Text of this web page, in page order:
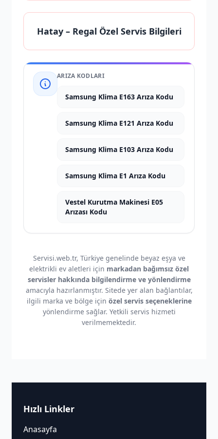
Hatay– Regal Özel Servis Bilgileri
ARIZA KODLARI
Samsung Klima E163 Arıza Kodu
Samsung Klima E121 Arıza Kodu
Samsung Klima E103 Arıza Kodu
Samsung Klima E1 Arıza Kodu
Vestel Kurutma Makinesi E05
Arızası Kodu
Servisi.web.tr, Türkiye genelinde beyaz eşya ve
elektrikli ev aletleri için markadan bağımsız özel
servisler hakkında bilgilendirme ve yönlendirme
amacıyla hazırlanmıştır. Sitede yer alan bağlantılar,
ilgili marka ve bölge için özel servis seçeneklerine
yönlendirme sağlar. Yetkili servis hizmeti
verilmemektedir.
Hızlı Linkler
Anasayfa